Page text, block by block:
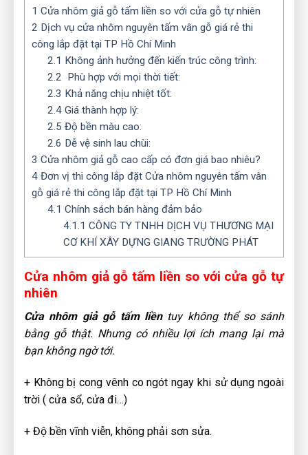
1 Cửa nhôm giả gỗ tấm liền so với cửa gỗ tự nhiên
2 Dịch vụ cửa nhôm nguyên tấm vân gỗ giá rẻ thi
công lắp đặt tại TP Hồ Chí Minh
2.1 Không ảnh hưởng đến kiến trúc công trình:
2.2 Phù hợp với mọi thời tiết:
2.3 Khả năng chịu nhiệt tốt:
2.4Giá thành hợp lý:
2.5 Độ bền màu cao:
2.6 Dễ vệ sinh lau chùi:
3 Cửa nhôm giả gỗ cao cấp có đơn giá bao nhiêu?
4 Đơn vị thi công lắp đặt Cửa nhôm nguyên tấm vân
gỗ giá rẻ thi công lắp đặt tại TP Hồ Chí Minh
4.1 Chính sách bán hàng đảm bảo
4.1.1 CÔNG TY TNHH DỊCH VỤ THƯƠNG MẠI
CƠ KHÍ XÂY DỰNG GIANG TRƯỜNG PHÁT
Cửa nhôm giả gỗ tấm liền so với cửa gỗ tự
nhiên
Cửa nhôm giả gỗ tấm liềntuy không thể so sánh
bằng gỗ thật. Nhưng có nhiều lợi ích mang lại mà
bạn không ngờ tới.
+ Không bị cong vênh co ngót ngay khi sử dụng ngoài
trời ( cửa sổ, cửa đi…)
+ Độ bền vĩnh viễn, không phải sơn sửa.